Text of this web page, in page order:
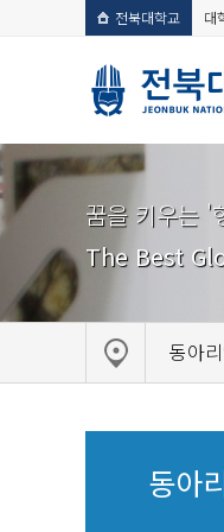
전북대학교 대
꿈을 키우는 '
The Best
동아
동아